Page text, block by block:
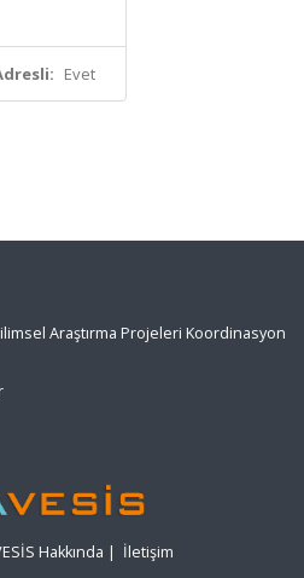
Evet
Araştırma Projeleri Koordinasyon
Hakkında | İletişim